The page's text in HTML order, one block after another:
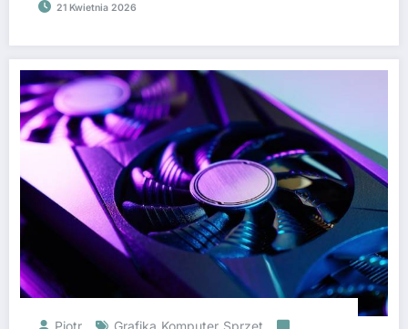
21 Kwietnia 2026
Piotr Grafika Komputer Sprzęt